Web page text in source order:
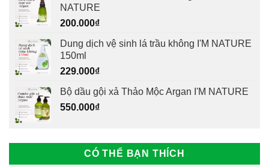
NATURE
200.000₫
Dung dịch vệ sinh lá trầu không I'M NATURE
150ml
229.000₫
Bộ dầu gội xả Thảo Mộc Argan I'M NATURE
550.000₫
CÓ THỂ BẠN THÍCH